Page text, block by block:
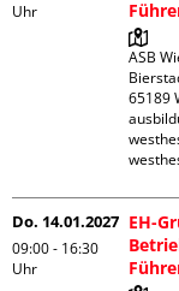
Uhr
ASB
65189
Do. 14.01.2027
09:00 - 16:30
Uhr
EH-